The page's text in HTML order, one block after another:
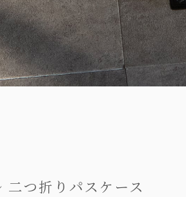
つ折りパスケース